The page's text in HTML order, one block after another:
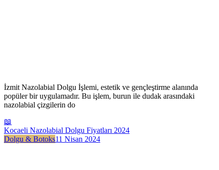
İzmit Nazolabial Dolgu İşlemi, estetik ve gençleştirme alanında
popüler bir uygulamadır. Bu işlem, burun ile dudak arasındaki
nazolabial çizgilerin do
📖
Kocaeli Nazolabial Dolgu Fiyatları 2024
Dolgu & Botoks11 Nisan 2024